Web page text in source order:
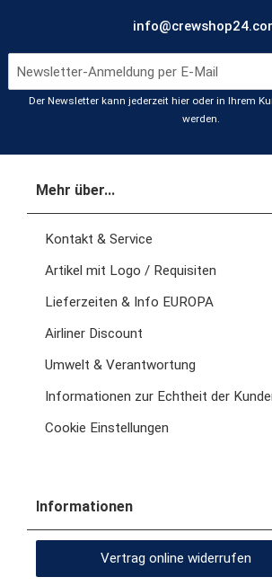
Der Newsletter kann jederzeit hier oder in Ihrem
werden.
Mehr über...
Kontakt & Service
Artikel mit Logo / Requisiten
Lieferzeiten & Info EUROPA
Airliner Discount
Umwelt & Verantwortung
Informationen zur Echtheit der
Cookie Einstellungen
Informationen
Vertrag online widerrufen